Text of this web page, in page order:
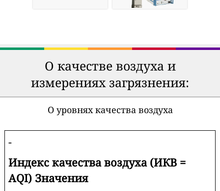
О качестве воздуха и
измерениях загрязнения:
О уровнях качества воздуха
-
Индекс качества воздуха (ИКВ =
AQI) Значения